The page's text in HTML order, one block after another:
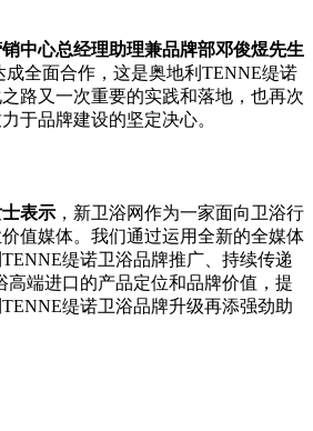
中心总经理助理兼品牌部邓俊煜先生
全面合作，这是奥地利TENNE缇诺
路又一次重要的实践和落地，也再次
于品牌建设的坚定决心。
表示 ，新卫浴网作为一家面向卫浴行
值媒体。我们通过运用全新的全媒体
缇诺卫浴品牌推广、持续传递
高端进口的产品定位和品牌价值，提
缇诺卫浴品牌升级再添强劲助